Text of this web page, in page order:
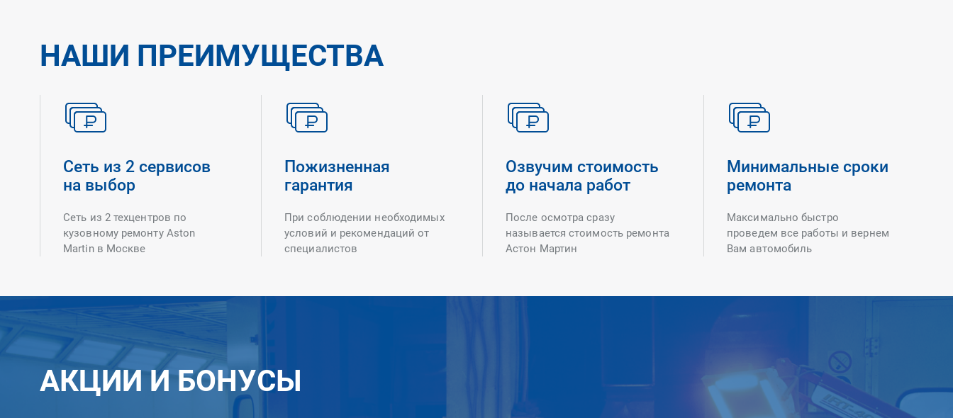
НАШИ ПРЕИМУЩЕСТВА
Сеть из 2 сервисов
на выбор
Сеть из 2 техцентров по
кузовному ремонту Aston
Martin в Москве
Пожизненная
гарантия
При соблюдении необходимых
условий и рекомендаций от
специалистов
Озвучим стоимость
до начала работ
После осмотра сразу
называется стоимость ремонта
Астон Мартин
Минимальные сроки
ремонта
Максимально быстро
проведем все работы и вернем
Вам автомобиль
АКЦИИ И БОНУСЫ